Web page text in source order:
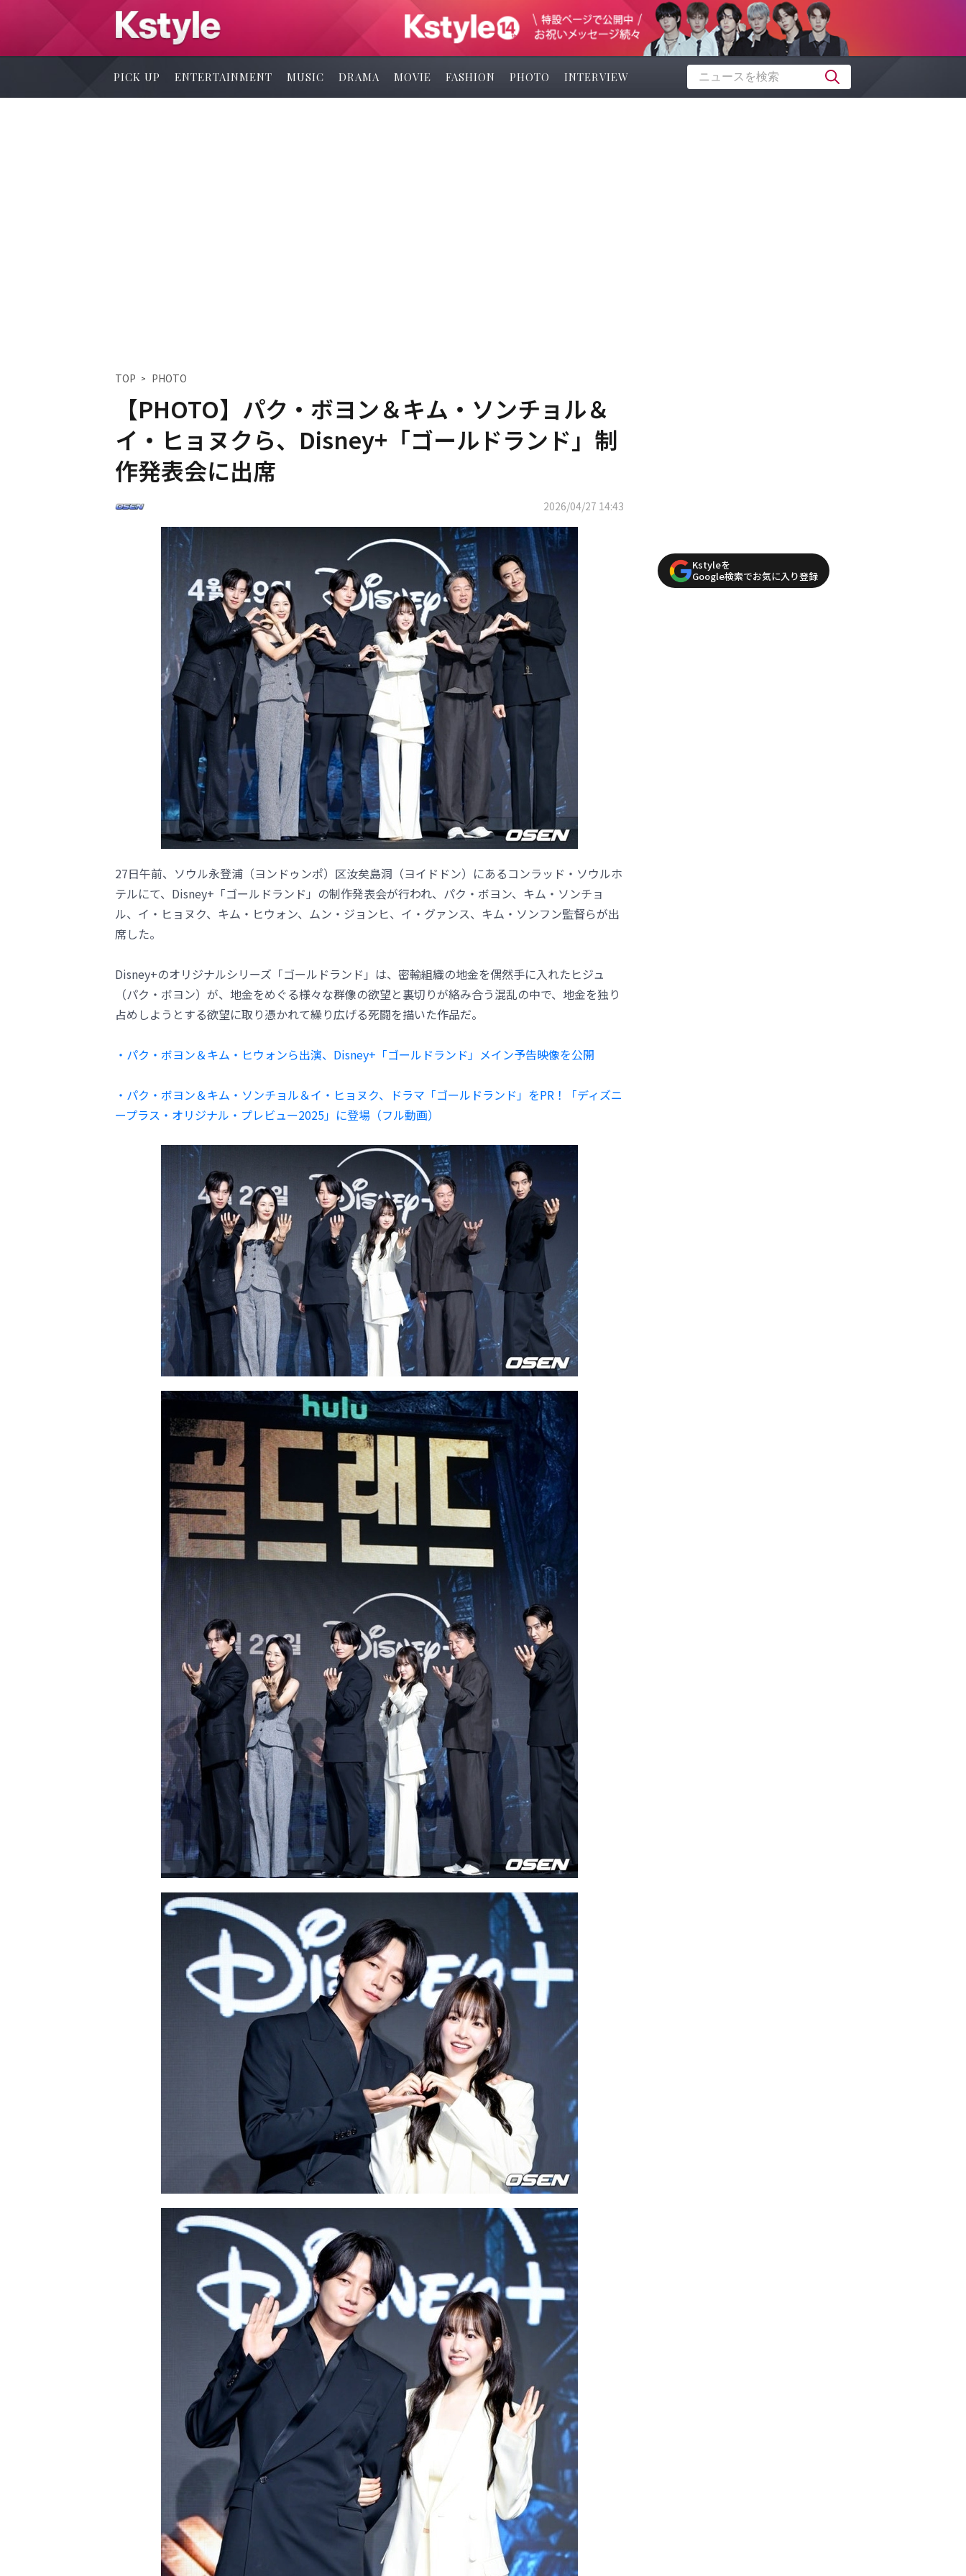
PICK UP ENTERTAINMENT MUSIC DRAMA MOVIE FASHION PHOTO INTERVIEW
TOP PHOTO
【PHOTO】パク・ボヨン＆キム・ソンチョル＆
イ・ヒョヌクら、Disney+「ゴールドランド」制
作発表会に出席
2026/04/27 14:43
27日午前、ソウル永登浦（ヨンドゥンポ）区汝矣島洞（ヨイドドン）にあるコンラッド・ソウルホ
テルにて、Disney+「ゴールドランド」の制作発表会が行われ、パク・ボヨン、キム・ソンチョ
ル、イ・ヒョヌク、キム・ヒウォン、ムン・ジョンヒ、イ・グァンス、キム・ソンフン監督らが出
席した。
Disney+のオリジナルシリーズ「ゴールドランド」は、密輸組織の地金を偶然手に入れたヒジュ
（パク・ボヨン）が、地金をめぐる様々な群像の欲望と裏切りが絡み合う混乱の中で、地金を独り
占めしようとする欲望に取り憑かれて繰り広げる死闘を描いた作品だ。
・パク・ボヨン＆キム・ヒウォンら出演、Disney+「ゴールドランド」メイン予告映像を公開
・パク・ボヨン＆キム・ソンチョル＆イ・ヒョヌク、ドラマ「ゴールドランド」をPR！「ディズニ
ープラス・オリジナル・プレビュー2025」に登場（フル動画）
Kstyleを
Google検索でお気に入り登録